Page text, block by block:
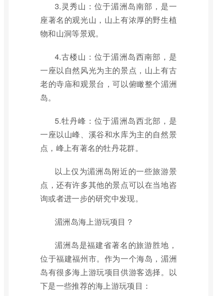
3.灵秀山：位于湄洲岛南部，是一
座著名的观光山，山上有浓厚的野生植
物和山洞等景观。
4.古楼山：位于湄洲岛西南部，是
一座以自然风光为主的景点，山上有古
老的寺庙和观景台，可以俯瞰整个湄洲
岛。
5.牡丹峰：位于湄洲岛西北部，是
一座以山峰、溪谷和水库为主的自然景
点，峰上有著名的牡丹花群。
以上仅为湄洲岛附近的一些旅游景
点，还有许多其他的景点可以在当地咨
询或者进一步的研究中发现。
湄洲岛海上游玩项目？
湄洲岛是福建省著名的旅游胜地，
位于福建福州市。作为一个海岛，湄洲
岛有很多海上游玩项目供游客选择。以
下是一些推荐的海上游玩项目：